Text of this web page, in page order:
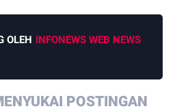
OLEH INFONEWS WEB NEWS
POSTINGAN